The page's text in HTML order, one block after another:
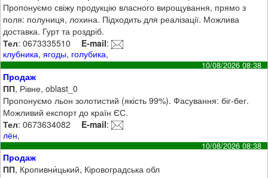
Пропонуємо свіжу продукцію власного вирощування, прямо з
поля: полуниця, лохина. Підходить для реалізації. Можлива
доставка. Гурт та роздріб.
Тел: 0673335510 E-mail:
клубника,ягоды, голубика,
10/08/2026 08:38
Продаж
ПП, Рівне, oblast_0
Пропонуємо льон золотистий (якість 99%). Фасування: біг-бег.
Можливий експорт до країн ЄС.
Тел: 0673634082 E-mail:
лён,
10/08/2026 08:38
Продаж
ПП, Кропивни́цький, Кіровоградська обл